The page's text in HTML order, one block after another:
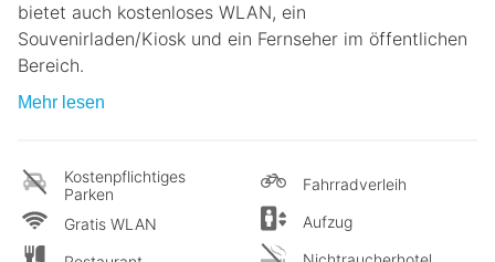
bietet auch kostenloses WLAN, ein
Souvenirladen/Kiosk und ein Fernseher im öffentlichen
Bereich.
Mehr lesen
Kostenpflichtiges
Parken
Gratis WLAN
Fahrradverleih
Aufzug